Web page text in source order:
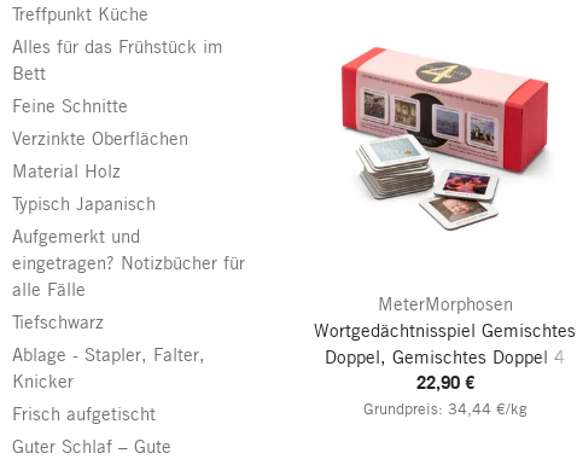
Treffpunkt Küche
Alles für das Frühstück im
Bett
Feine Schnitte
Verzinkte Oberflächen
Material Holz
Typisch Japanisch
Aufgemerkt und
eingetragen? Notizbücher für
alle Fälle
Tiefschwarz
Ablage - Stapler, Falter,
Knicker
Frisch aufgetischt
Guter Schlaf – Gute
MeterMorphosen
Wortgedächtnisspiel Gemischtes
Doppel, Gemischtes Doppel 4
22,90 €
Grundpreis: 34,44 €/kg